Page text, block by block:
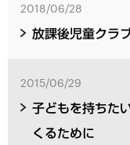
2018/06/28
放課後児童クラ
2015/06/29
子どもを持ちた
くるために